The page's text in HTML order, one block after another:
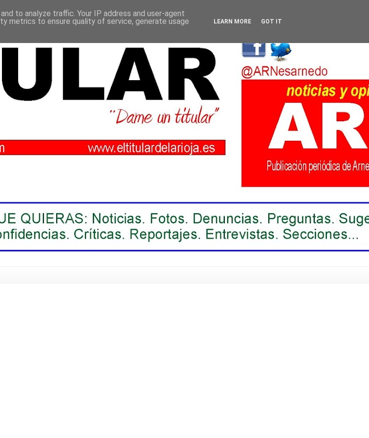
to analyze traffic. Your IP address and user-agent
metrics to ensure quality of service, generate usage
LEARN MORE GOT IT